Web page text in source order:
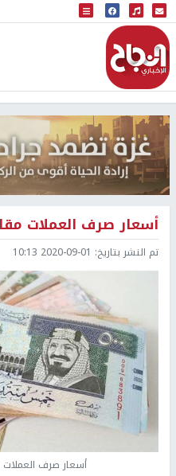
البث المباشر
إذاعة النجاح
أسعار صرف العملات
تم النشر بتاريخ: 2020-09-01 10:13
أسعار صرف العملات